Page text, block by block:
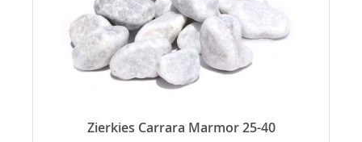
Zierkies Carrara Marmor 25-40